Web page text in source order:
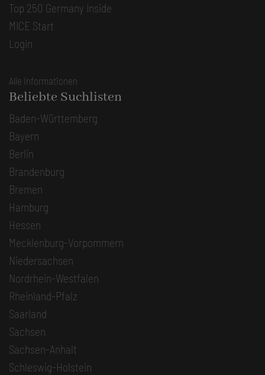
Top 250 Germany Inside
MICE Start
Login
Alle Informationen
Beliebte Suchlisten
Baden-Württemberg
Bayern
Berlin
Brandenburg
Bremen
Hamburg
Hessen
Mecklenburg-Vorpommern
Niedersachsen
Nordrhein-Westfalen
Rheinland-Pfalz
Saarland
Sachsen
Sachsen-Anhalt
Schleswig-Holstein